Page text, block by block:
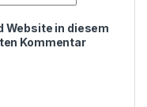
Website in diesem
Kommentar